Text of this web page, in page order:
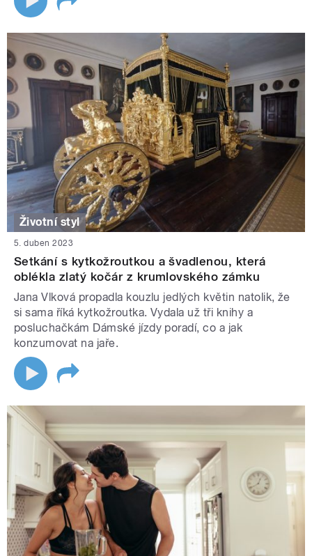
Životní styl
5. duben 2023
Setkání s kytkožroutkou a švadlenou, která
oblékla zlatý kočár z krumlovského zámku
Jana Vlková propadla kouzlu jedlých květin natolik, že
si sama říká kytkožroutka. Vydala už tři knihy a
posluchačkám Dámské jízdy poradí, co a jak
konzumovat na jaře.